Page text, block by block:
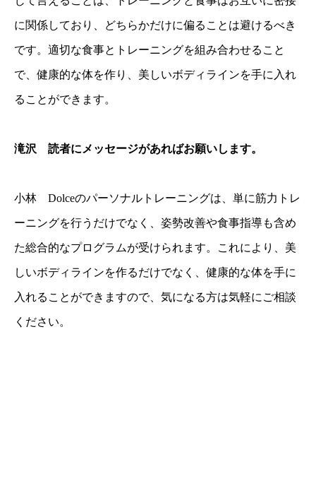
に関係しており、どちらかだけに偏ることは避けるべき
です。適切な食事とトレーニングを組み合わせること
で、健康的な体を作り、美しいボディラインを手に入れ
ることができます。
滝沢 読者にメッセージがあればお願いします。
小林 Dolceのパーソナルトレーニングは、単に筋力トレ
ーニングを行うだけでなく、姿勢改善や食事指導も含め
た総合的なプログラムが受けられます。これにより、美
しいボディラインを作るだけでなく、健康的な体を手に
入れることができますので、気になる方は気軽にご相談
ください。